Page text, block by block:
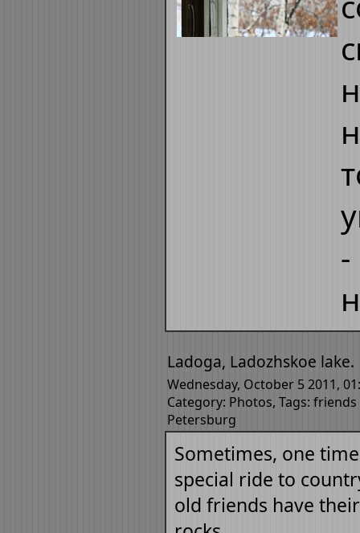
Ladoga, Ladozhskoe lake.
Wednesday, October 5 2011,
Category: Photos, Tags: friends
Petersburg
Sometimes, one
special ride to
old friends have